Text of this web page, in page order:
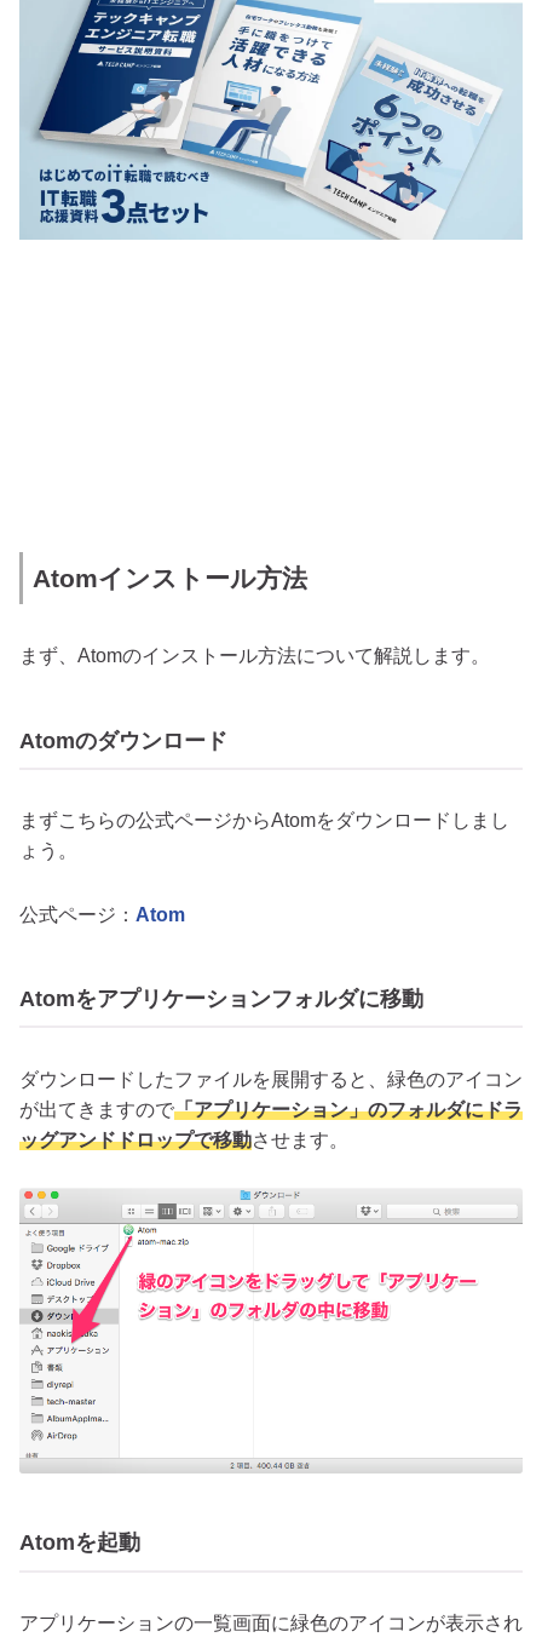
Atomインストール方法
まず、Atomのインストール方法について解説します。
Atomのダウンロード
まずこちらの公式ページからAtomをダウンロードしまし
ょう。
公式ページ： Atom
Atomをアプリケーションフォルダに移動
ダウンロードしたファイルを展開すると、緑色のアイコン
が出てきますので「アプリケーション」のフォルダにドラ
ッグアンドドロップで移動させます。
Atomを起動
アプリケーションの一覧画面に緑色のアイコンが表示され